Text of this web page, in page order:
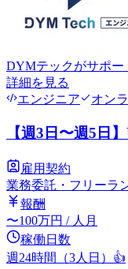
DYMテックがサポー
詳細を見る
エンジニア
オン
【週3日〜週5日
雇用契約
業務委託・フリーラ
報酬
〜100万円 / 人月
稼働日数
週24時間（3人日） 👍